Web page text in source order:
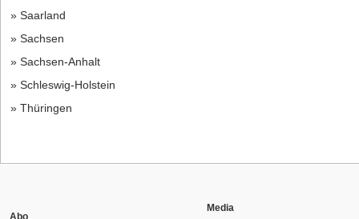
» Saarland
» Sachsen
» Sachsen-Anhalt
» Schleswig-Holstein
» Thüringen
Abo
Media